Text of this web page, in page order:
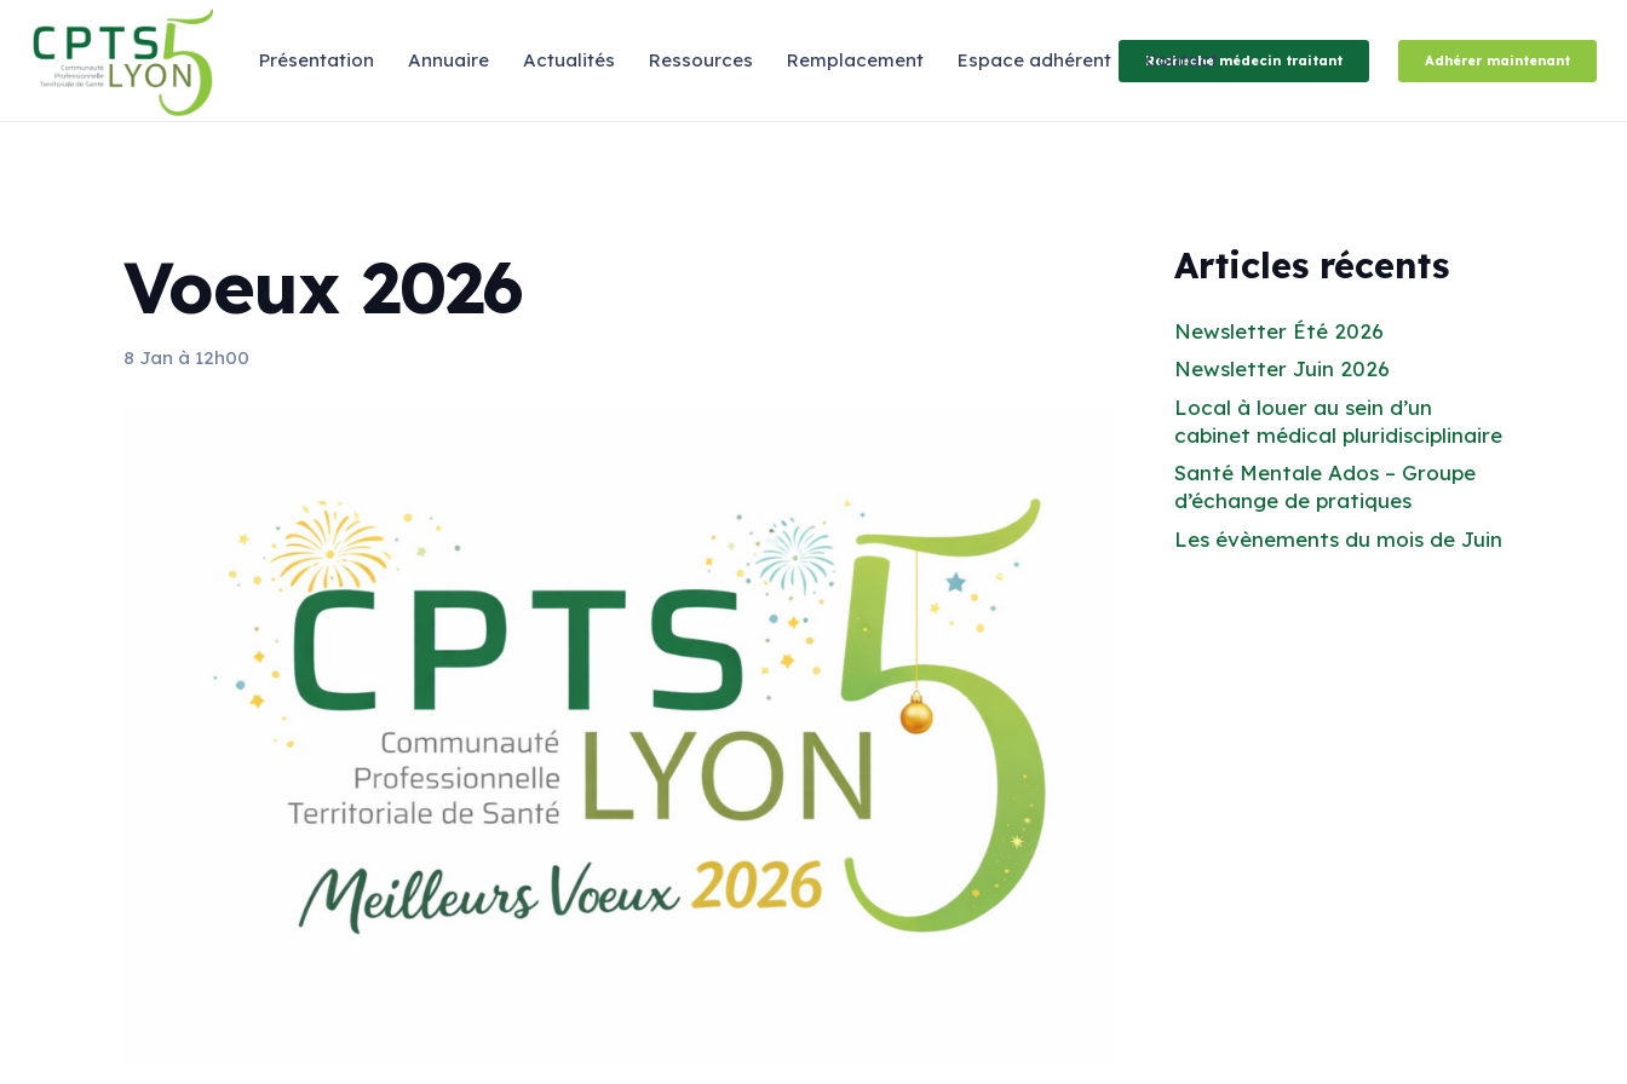
Présentation Annuaire Actualités Ressources Remplacement Espace adhérent Contact
Recheche médecin traitant Adhérer maintenant
Voeux 2026
8 Jan à 12h00
Articles récents
Newsletter Été 2026
Newsletter Juin 2026
Local à louer au sein d’un
cabinet médical pluridisciplinaire
Santé Mentale Ados – Groupe
d’échange de pratiques
Les évènements du mois de Juin